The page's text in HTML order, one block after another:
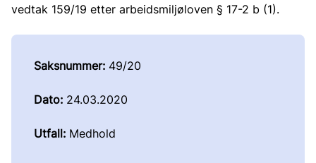
vedtak 159/19 etter arbeidsmiljøloven § 17-2 b (1).
Saksnummer: 49/20
Dato: 24.03.2020
Utfall: Medhold